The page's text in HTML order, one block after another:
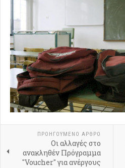
ΠΡΟΗΓΟΎΜΕΝΟ ΑΡΘΡΟ
Οι αλλαγές στο
ανακληθέν Πρόγραμμα
"Voucher" για ανέργους